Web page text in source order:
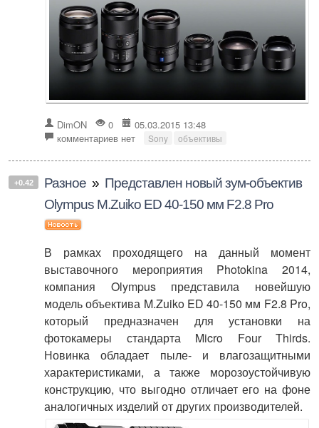
DimON 0
05.03.2015 13:48
комментариев нет
Sony объективы
+0.42 Разное » Представлен новый зум-объектив
Olympus M.Zuiko ED 40-150 мм F2.8 Pro
В рамках проходящего на данный момент
выставочного мероприятия Photokina 2014,
компания Olympus представила новейшую
модель объектива M.Zuiko ED 40-150 мм F2.8 Pro,
который предназначен для установки на
фотокамеры стандарта Micro Four Thirds.
Новинка обладает пыле- и влагозащитными
характеристиками, а также морозоустойчивую
конструкцию, что выгодно отличает его на фоне
аналогичных изделий от других производителей.